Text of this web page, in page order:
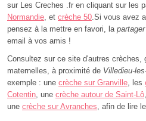
sur Les Creches .fr en cliquant sur les
Normandie, et crèche 50.Si vous avez
pensez à la mettre en favori, la partager
email à vos amis !
Consultez sur ce site d'autres crèches,
maternelles, à proximité de Villedieu-
exemple : une crèche sur Granville, les
Cotentin, une crèche autour de Saint-Lô
une crèche sur Avranches, afin de lire